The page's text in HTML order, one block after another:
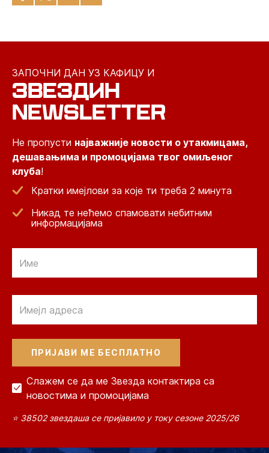
ЗАПОЧНИ ДАН УЗ КАФИЦУ И
ЗВЕЗДИН
NEWSLETTER
Не пропусти најважније новости о утакмицама,
дешавањима и промоцијама твог омиљеног
клуба!
Кратки имејлови за које ти треба 2 минута
Никад те нећемо спамовати небитним
информацијама
Слажем се да ме Звезда контактира са
новостима и промоцијама
⭐ 38502 звездаша се пријавило у току сезоне 2025/26